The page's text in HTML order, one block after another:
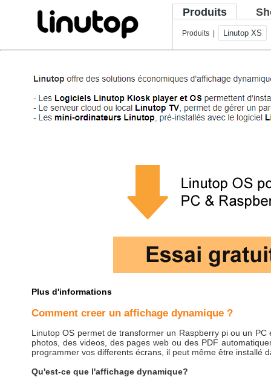
Produits
Produits | Linutop XS
Plus d'informations
Comment creer un affichage dynamique ?
Linutop OS permet de transformer un Raspberry pi ou un PC
photos, des videos, des pages web ou des PDF
programmer vos differents écrans, il peut même être installé
Qu'est-ce que l'affichage dynamique?